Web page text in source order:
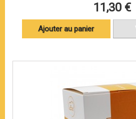
11,30 €
Ajouter au panier